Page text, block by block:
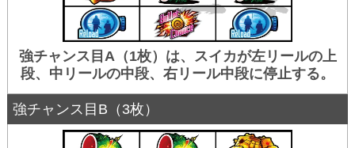
強チャンス目A（1枚）は、スイカが左リールの上
段、中リールの中段、右リール中段に停止する。
強チャンス目B（3枚）